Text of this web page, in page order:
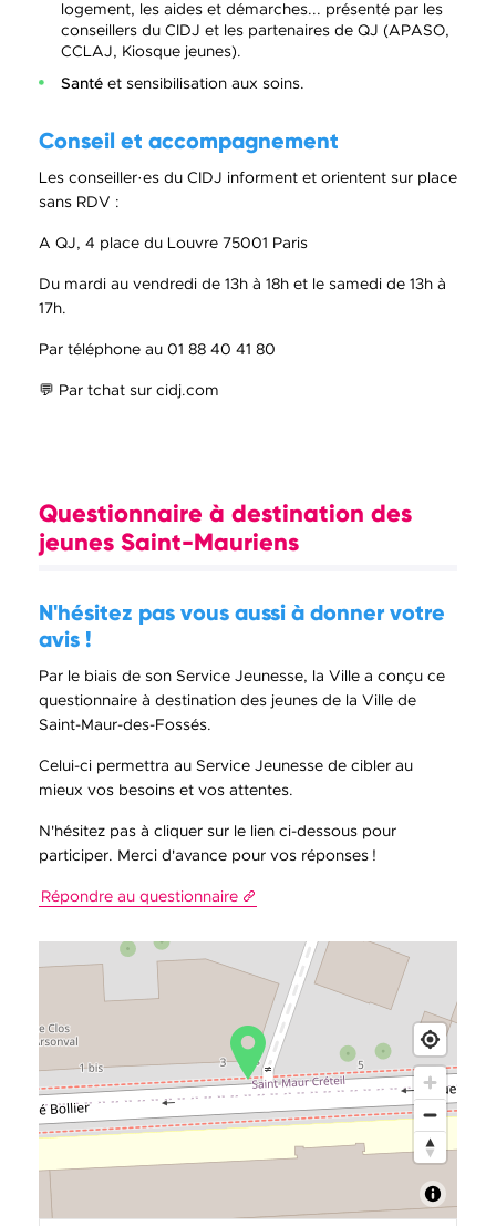
logement, les aides et démarches... présenté par les
conseillers du CIDJ et les partenaires de QJ (APASO,
CCLAJ, Kiosque jeunes).
Santé et sensibilisation aux soins.
Conseil et accompagnement
Les conseiller·es du CIDJ informent et orientent sur place
sans RDV :
A QJ, 4 place du Louvre 75001 Paris
Du mardi au vendredi de 13h à 18h et le samedi de 13h à
17h.
Par téléphone au 01 88 40 41 80
💬 Par tchat sur cidj.com
Questionnaire à destination des
jeunes Saint-Mauriens
N'hésitez pas vous aussi à donner votre
avis !
Par le biais de son Service Jeunesse, la Ville a conçu ce
questionnaire à destination des jeunes de la Ville de
Saint-Maur-des-Fossés.
Celui-ci permettra au Service Jeunesse de cibler au
mieux vos besoins et vos attentes.
N'hésitez pas à cliquer sur le lien ci-dessous pour
participer. Merci d'avance pour vos réponses !
Répondre au questionnaire